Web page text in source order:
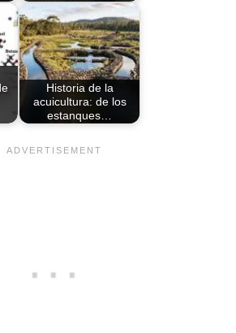
Historia de la
acuicultura: de los
estanques…